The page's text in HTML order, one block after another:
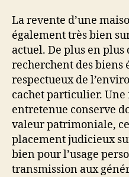
La revente d’une
également très bien
actuel. De plus en plus
recherchent des biens
respectueux de
cachet particulier.
entretenue conserve
valeur patrimoniale,
placement judicieux
bien pour l’usage
transmission aux